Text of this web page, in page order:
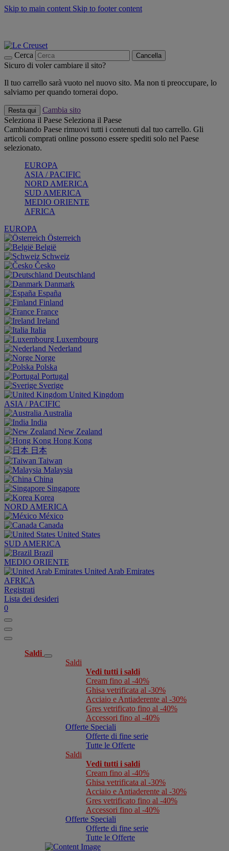
Skip to main content Skip to footer content
Cerca Cancella
Sicuro di voler cambiare il sito?
Il tuo carrello sarà vuoto nel nuovo sito. Ma non ti preoccupare, lo
salviamo per quando tornerai dopo.
Resta qui
Cambia sito
Seleziona il Paese Seleziona il Paese
Cambiando Paese rimuovi tutti i contenuti dal tuo carrello. Gli
articoli comprati online possono essere spediti solo nel Paese
selezionato.
EUROPA
ASIA / PACIFIC
NORD AMERICA
SUD AMERICA
MEDIO ORIENTE
AFRICA
EUROPA
Österreich
België
Schweiz
Česko
Deutschland
Danmark
España
Finland
France
Ireland
Italia
Luxembourg
Nederland
Norge
Polska
Portugal
Sverige
United Kingdom
ASIA / PACIFIC
Australia
India
New Zealand
Hong Kong
日本
Taiwan
Malaysia
China
Singapore
Korea
NORD AMERICA
México
Canada
United States
SUD AMERICA
Brazil
MEDIO ORIENTE
United Arab Emirates
AFRICA
Registrati
Lista dei desideri
0
Saldi
Saldi
Vedi tutti i saldi
Cream fino al -40%
Ghisa vetrificata al -30%
Acciaio e Antiaderente al -30%
Gres vetrificato fino al -40%
Accessori fino al -40%
Offerte Speciali
Offerte di fine serie
Tutte le Offerte
Saldi
Vedi tutti i saldi
Cream fino al -40%
Ghisa vetrificata al -30%
Acciaio e Antiaderente al -30%
Gres vetrificato fino al -40%
Accessori fino al -40%
Offerte Speciali
Offerte di fine serie
Tutte le Offerte